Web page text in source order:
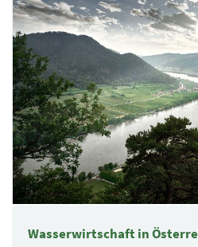
Wasserwirtschaft in